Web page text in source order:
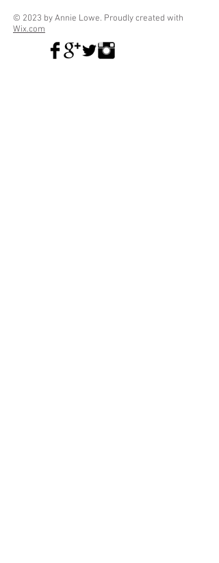
© 2023 by Annie Lowe. Proudly created with
Wix.com